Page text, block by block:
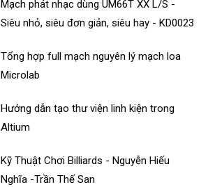
Mạch phát nhạc dùng UM66T XX L/S -
Siêu nhỏ, siêu đơn giản, siêu hay - KD0023
Tổng hợp full mạch nguyên lý mạch loa
Microlab
Hướng dẫn tạo thư viện linh kiện trong
Altium
Kỹ Thuật Chơi Billiards - Nguyễn Hiếu
Nghĩa -Trần Thế San